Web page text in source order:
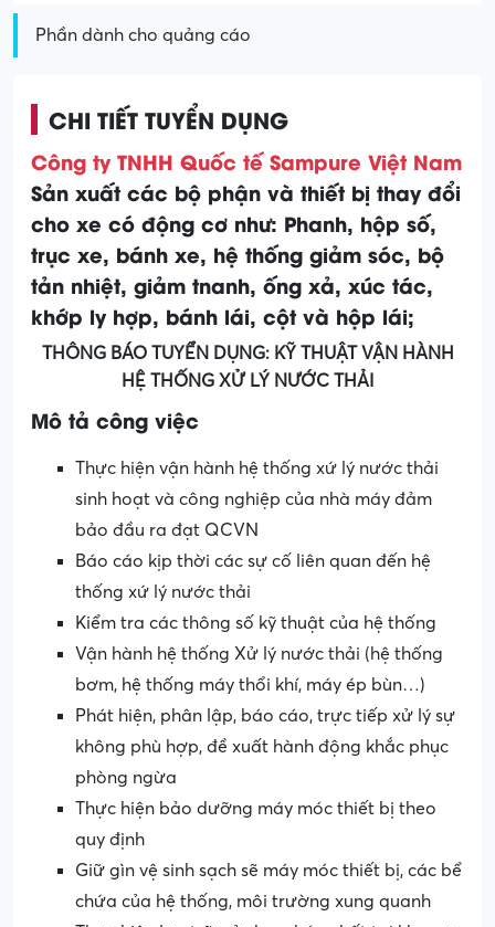
Phần dành cho quảng cáo
CHI TIẾT TUYỂN DỤNG
Công ty TNHH Quốc tế Sampure Việt Nam
Sản xuất các bộ phận và thiết bị thay đổi
cho xe có động cơ như: Phanh, hộp số,
trục xe, bánh xe, hệ thống giảm sóc, bộ
tản nhiệt, giảm tnanh, ống xả, xúc tác,
khớp ly hợp, bánh lái, cột và hộp lái;
THÔNG BÁO TUYỂN DỤNG: KỸ THUẬT VẬN HÀNH
HỆ THỐNG XỬ LÝ NƯỚC THẢI
Mô tả công việc
Thực hiện vận hành hệ thống xứ lý nước thải
sinh hoạt và công nghiệp của nhà máy đảm
bảo đầu ra đạt QCVN
Báo cáo kịp thời các sự cố liên quan đến hệ
thống xứ lý nước thải
Kiểm tra các thông số kỹ thuật của hệ thống
Vận hành hệ thống Xử lý nước thải (hệ thống
bơm, hệ thống máy thổi khí, máy ép bùn…)
Phát hiện, phân lập, báo cáo, trực tiếp xử lý sự
không phù hợp, đề xuất hành động khắc phục
phòng ngừa
Thực hiện bảo dưỡng máy móc thiết bị theo
quy định
Giữ gìn vệ sinh sạch sẽ máy móc thiết bị, các bể
chứa của hệ thống, môi trường xung quanh